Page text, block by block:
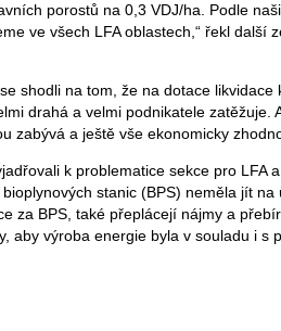
porostů na 0,3 VDJ/ha. Podle
ve všech LFA oblastech,“ řekl další
shodli na tom, že na dotace
drahá a velmi podnikatele zatěžuje.
zabývá a ještě vše ekonomicky
k problematice sekce pro LFA
stanic (BPS) neměla jít
za BPS, také přeplácejí nájmy a
aby výroba energie byla v souladu i s